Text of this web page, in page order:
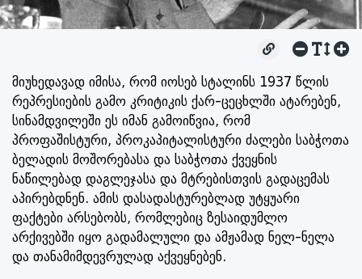
მიუხედავად იმისა, რომ იოსებ სტალინს 1937 წლის
რეპრესიების გამო კრიტიკის ქარ-ცეცხლში ატარებენ,
სინამდვილეში ეს იმან გამოიწვია, რომ
პროფაშისტური, პროკაპიტალისტური ძალები საბჭოთა
ბელადის მოშორებასა და საბჭოთა ქვეყნის
ნაწილებად დაგლეჯასა და მტრებისთვის გადაცემას
აპირებდნენ. ამის დასადასტურებლად უტყუარი
ფაქტები არსებობს, რომლებიც ზესაიდუმლო
არქივებში იყო გადამალული და ამჟამად ნელ-ნელა
და თანამიმდევრულად აქვეყნებენ.